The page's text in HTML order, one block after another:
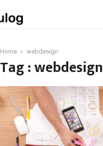
Home webdesign
Tag : webdesign